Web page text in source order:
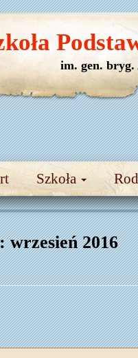
Szkoła
im. gen. bryg.
wrzesień 2016